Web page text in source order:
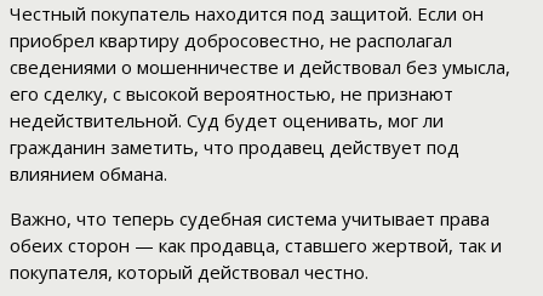
Честный покупатель находится под защитой. Если он
приобрел квартиру добросовестно, не располагал
сведениями о мошенничестве и действовал без умысла,
его сделку, с высокой вероятностью, не признают
недействительной. Суд будет оценивать, мог ли
гражданин заметить, что продавец действует под
влиянием обмана.
Важно, что теперь судебная система учитывает права
обеих сторон — как продавца, ставшего жертвой, так и
покупателя, который действовал честно.